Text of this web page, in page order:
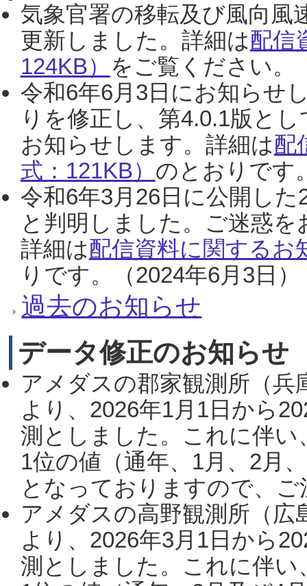
気象官署の移転及び風向風
更新しました。詳細は配信
124KB） をご覧ください。
令和6年6月3日にお知らせ
りを修正し、第4.0.1版と
お知らせします。詳細は配
式：121KB） のとおりです
令和6年3月26日に公開し
と判明しました。ご迷惑
詳細は配信資料に関するお
りです。（2024年6月3日）
過去のお知らせ
データ修正のお知らせ
アメダスの郡家観測所（
より、2026年1月1日から
測としました。これに伴い
1位の値（通年、1月、2月
となっておりますので、
アメダスの高野観測所（
より、2026年3月1日から
測としました。これに伴い